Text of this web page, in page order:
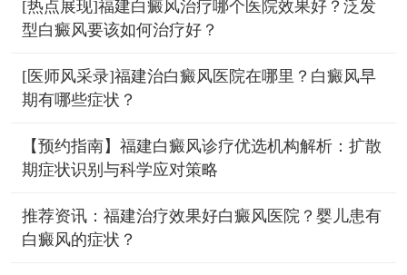
[热点展现]福建白癜风治疗哪个医院效果好？泛发
型白癜风要该如何治疗好？
[医师风采录]福建治白癜风医院在哪里？白癜风早
期有哪些症状？
【预约指南】福建白癜风诊疗优选机构解析：扩散
期症状识别与科学应对策略
推荐资讯：福建治疗效果好白癜风医院？婴儿患有
白癜风的症状？